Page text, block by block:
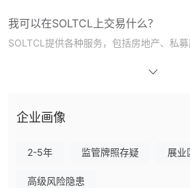
我可以在SOLTCL上交易什么？
SOLTCL提供各种服务，包括房地产、私
包括办公楼、零售空间、
房地产私募股权：
房地产信贷：
提供抵押贷款、夹层贷款
多资产基金：包括股票、固定收益和另类
企业画像
2-5年 监管牌照存疑 展业
高级风险隐患